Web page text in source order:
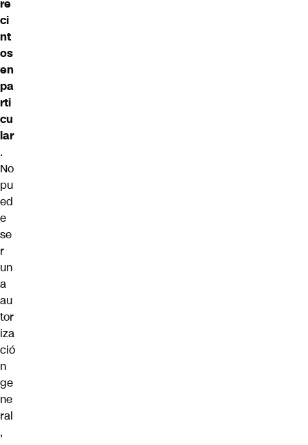
re
ci
nt
os
en
pa
rti
cu
lar
.
No
pu
ed
e
se
r
un
a
au
tor
iza
ció
n
ge
ne
ral
,